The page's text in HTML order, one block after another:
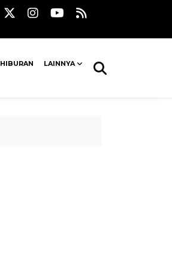
HIBURAN LAINNYA